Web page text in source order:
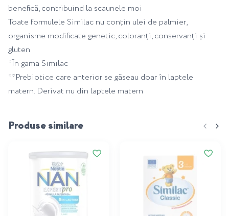
benefică, contribuind la scaunele moi
Toate formulele Similac nu conțin ulei de palmier,
organisme modificate genetic, coloranți, conservanți și
gluten
*În gama Similac
**Prebiotice care anterior se găseau doar în laptele
matern. Derivat nu din laptele matern
Produse similare